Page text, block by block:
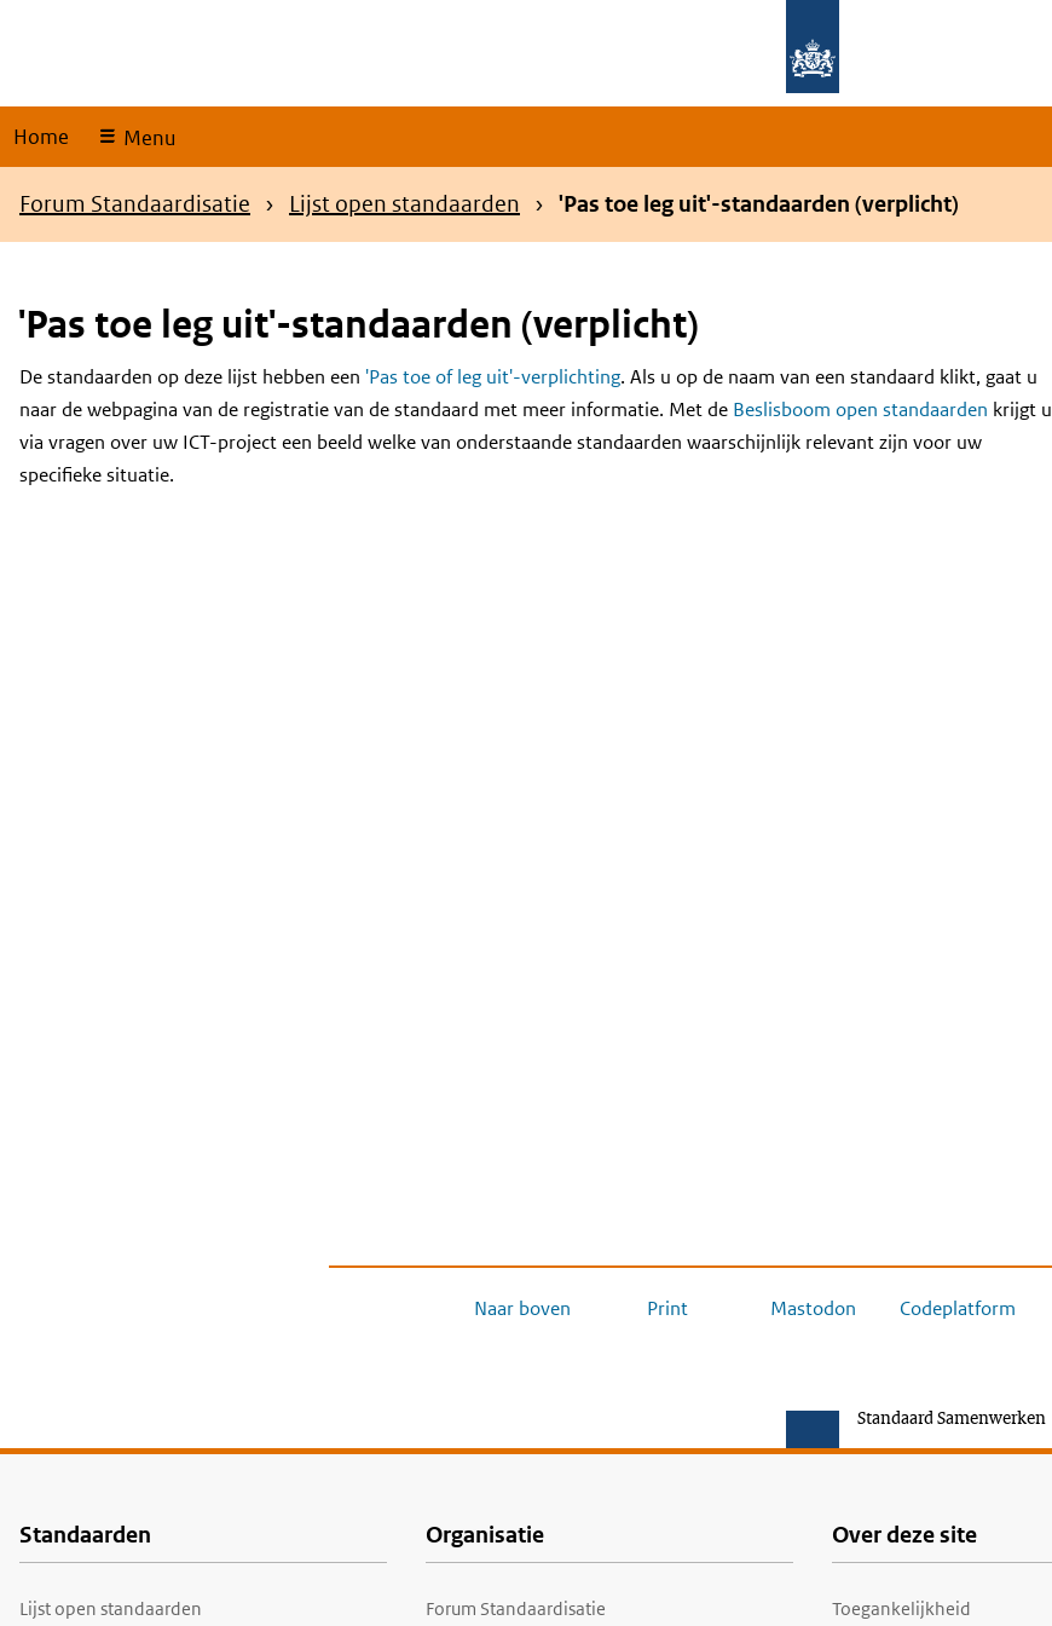
Home Menu
Kruimelpad
Forum Standaardisatie Lijst open standaarden 'Pas toe leg uit'-standaarden (verplicht)
'Pas toe leg uit'-standaarden (verplicht)
Content
De standaarden op deze lijst hebben een 'Pas toe of leg uit'-verplichting. Als u op de naam van een standaard klikt, gaat u
naar de webpagina van de registratie van de standaard met meer informatie. Met de Beslisboom open standaarden krijgt u
via vragen over uw ICT-project een beeld welke van onderstaande standaarden waarschijnlijk relevant zijn voor uw
specifieke situatie.
Naar boven Print Mastodon Codeplatform
Standaard Samenwerken
Voet
Standaarden
Lijst open standaarden
Organisatie
Forum Standaardisatie
Over deze site
Toegankelijkheid